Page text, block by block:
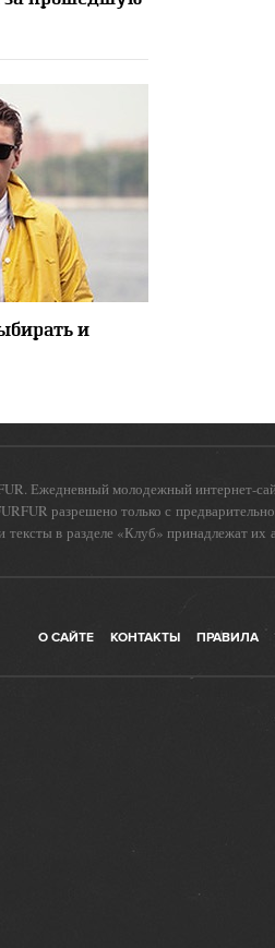
и
Ежедневный молодежный интернет-
разрешено только с
тексты в разделе «Клуб» принадлежат их
О САЙТЕ КОНТАКТЫ ПРАВИЛА